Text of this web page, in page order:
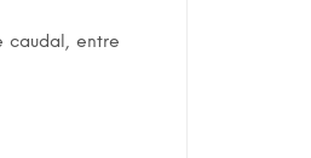
caudal, entre